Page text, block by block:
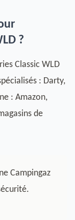
?
Classic WLD
: Darty,
: Amazon,
de
Campingaz